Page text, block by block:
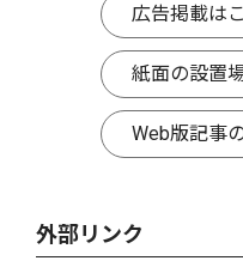
広告掲載は
紙面の設置
Web版記事
外部リンク